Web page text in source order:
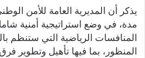
يذكر أن المديرية العامة للأمن
مدة، في وضع استراتيجية أمنية
المنافسات الرياضية التي ستنظم
المنظور، بما فيها تأهيل وتطوير